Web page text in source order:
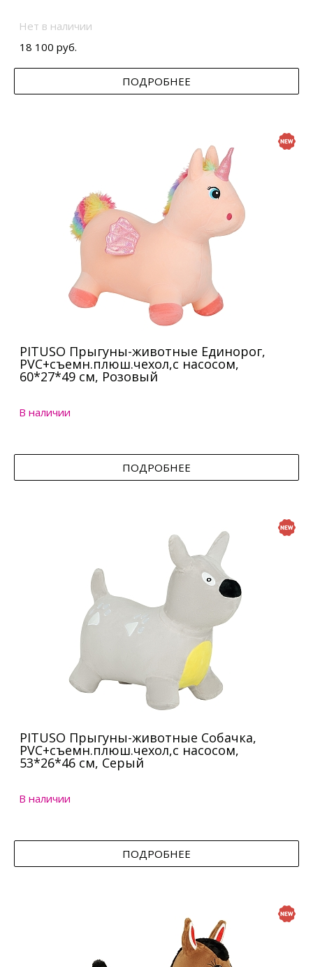
Нет в наличии
18 100 руб.
ПОДРОБНЕЕ
PITUSO Прыгуны-животные Единорог,
PVC+съемн.плюш.чехол,с насосом,
60*27*49 см, Розовый
В наличии
ПОДРОБНЕЕ
PITUSO Прыгуны-животные Собачка,
PVC+съемн.плюш.чехол,с насосом,
53*26*46 см, Серый
В наличии
ПОДРОБНЕЕ